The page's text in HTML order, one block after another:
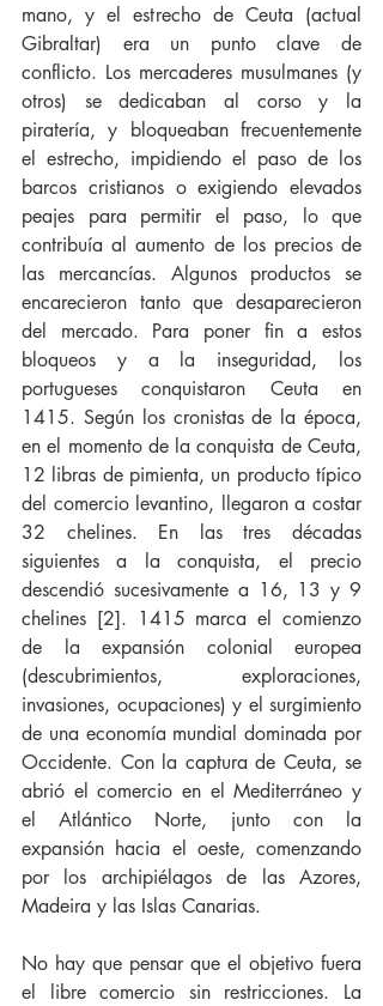
mano, y el estrecho de Ceuta (actual
Gibraltar) era un punto clave de
conflicto. Los mercaderes musulmanes (y
otros) se dedicaban al corso y la
piratería, y bloqueaban frecuentemente
el estrecho, impidiendo el paso de los
barcos cristianos o exigiendo elevados
peajes para permitir el paso, lo que
contribuía al aumento de los precios de
las mercancías. Algunos productos se
encarecieron tanto que desaparecieron
del mercado. Para poner fin a estos
bloqueos y a la inseguridad, los
portugueses conquistaron Ceuta en
1415. Según los cronistas de la época,
en el momento de la conquista de Ceuta,
12 libras de pimienta, un producto típico
del comercio levantino, llegaron a costar
32 chelines. En las tres décadas
siguientes a la conquista, el precio
descendió sucesivamente a 16, 13 y 9
chelines [2]. 1415 marca el comienzo
de la expansión colonial europea
(descubrimientos, exploraciones,
invasiones, ocupaciones) y el surgimiento
de una economía mundial dominada por
Occidente. Con la captura de Ceuta, se
abrió el comercio en el Mediterráneo y
el Atlántico Norte, junto con la
expansión hacia el oeste, comenzando
por los archipiélagos de las Azores,
Madeira y las Islas Canarias.
No hay que pensar que el objetivo fuera
el libre comercio sin restricciones. La